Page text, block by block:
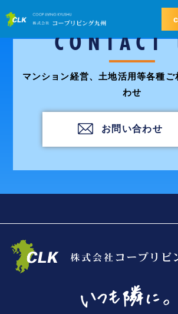
CONTACT
マンション経営、土地活用等各種ご
わせ
お問い合わせ